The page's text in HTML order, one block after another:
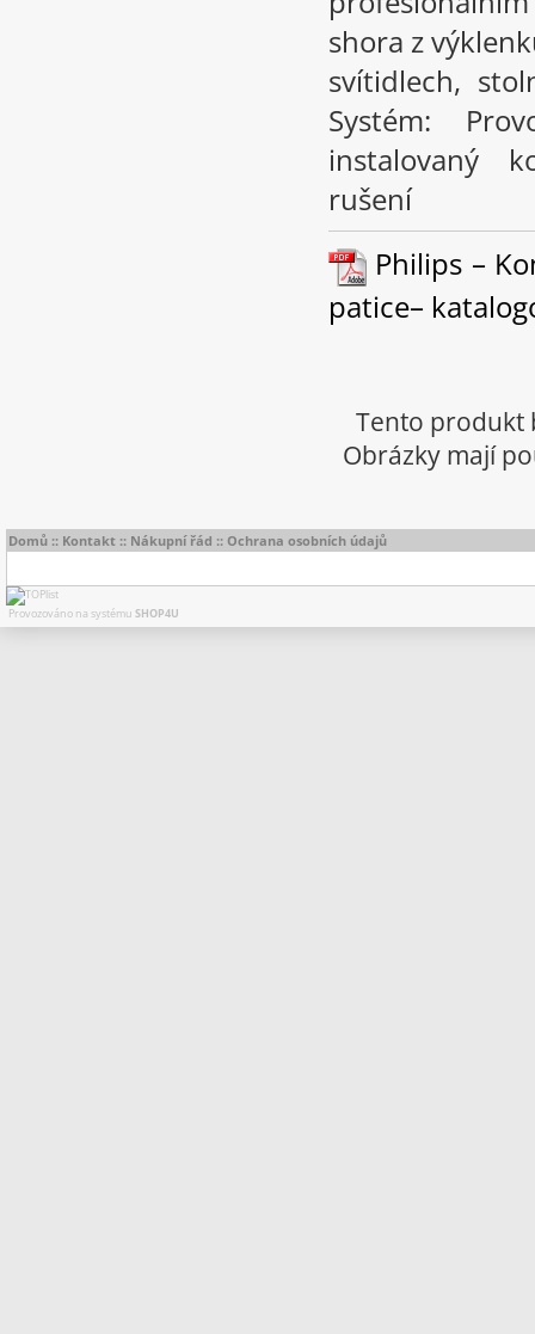
shora z
svítidlech,
Systém:
instalovaný
rušení
Philips –
patice–
Tento produkt
Obrázky mají
Domů :: Kontakt :: Nákupní řád :: Ochrana osobních údajů
Provozováno na systému SHOP4U